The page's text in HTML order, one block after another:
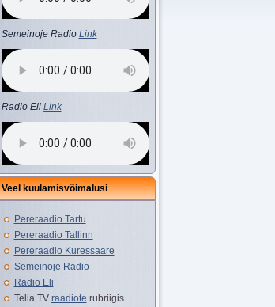
Semeinoje Radio Link
Radio Eli Link
Veel kuulamisvõimalusi
Pereraadio Tartu
Pereraadio Tallinn
Pereraadio Kuressaare
Semeinoje Radio
Radio Eli
Telia TV raadiote rubriigis